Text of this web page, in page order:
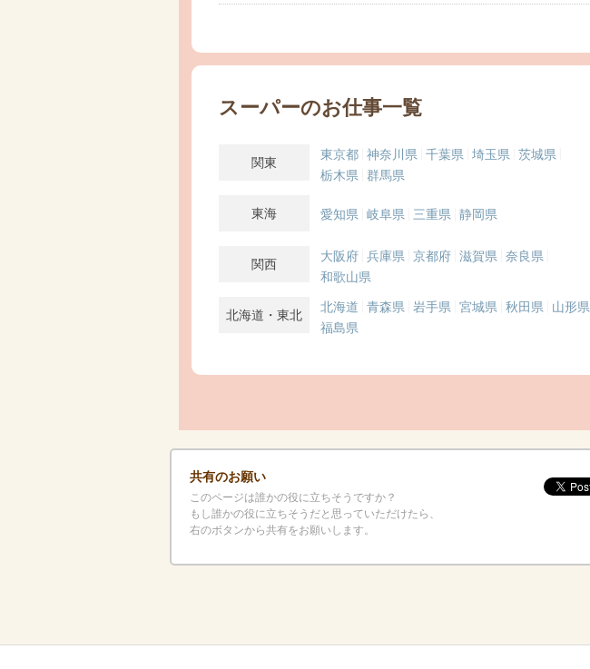
スーパーのお仕事一覧
関東
東京都 神奈川県 千葉県 埼玉県
茨城県
栃木県
群馬県
東海 愛知県 岐阜県 三重県 静岡県
関西
大阪府 兵庫県 京都府 滋賀県
奈良県
和歌山県
北海道・東北
北海道 青森県 岩手県 宮城県 秋田県
山形県
福島県
共有のお願い
このページは誰かの役に立ちそうですか？
もし誰かの役に立ちそうだと思っていただけたら、
右のボタンから共有をお願いします。